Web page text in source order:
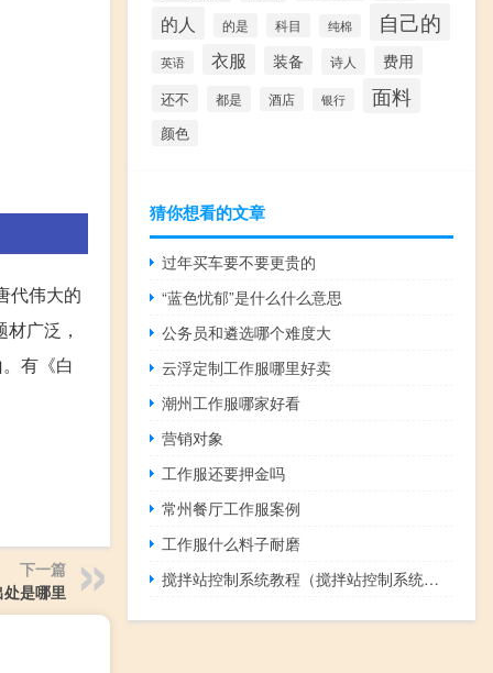
代伟大的
广泛，
有《白
下一篇
处是哪里
的人 的是 科目 纯棉 自己的
英语 衣服 装备 诗人 费用
还不 都是 酒店 银行 面料
颜色
猜你想看的文章
过年买车要不要更贵的
“蓝色忧郁”是什么什么意思
公务员和遴选哪个难度大
云浮定制工作服哪里好卖
潮州工作服哪家好看
营销对象
工作服还要押金吗
常州餐厅工作服案例
工作服什么料子耐磨
搅拌站控制系统教程（搅拌站控制系统简介）